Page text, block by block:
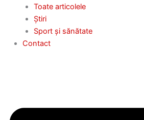
Toate articolele
Știri
Sport și sănătate
Contact